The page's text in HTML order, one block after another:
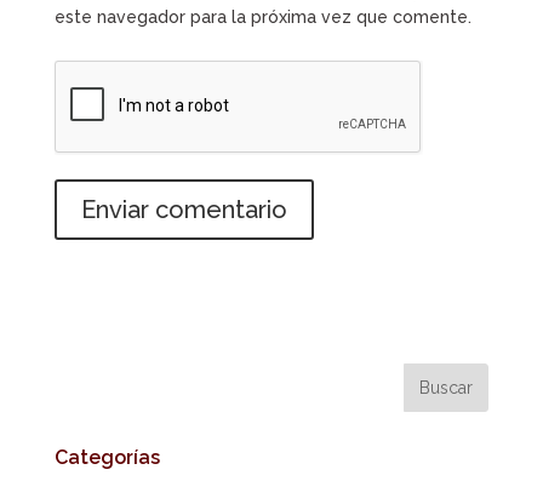
este navegador para la próxima vez que comente.
Categorías